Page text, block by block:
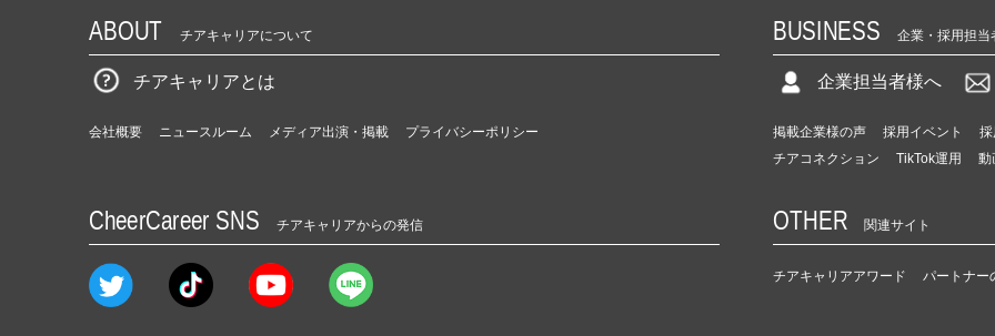
ABOUT チアキャリアについて
チアキャリアとは
会社概要 ニュースルーム メディア出演・掲載 プライバシーポリシー
BUSINESS 企業・採用担当
企業担当者様へ
掲載企業様の声 採用イベント
チアコネクション
TikTok運用 動
CheerCareer SNS チアキャリアからの発信 OTHER 関連サイト
チアキャリアアワード パートナー